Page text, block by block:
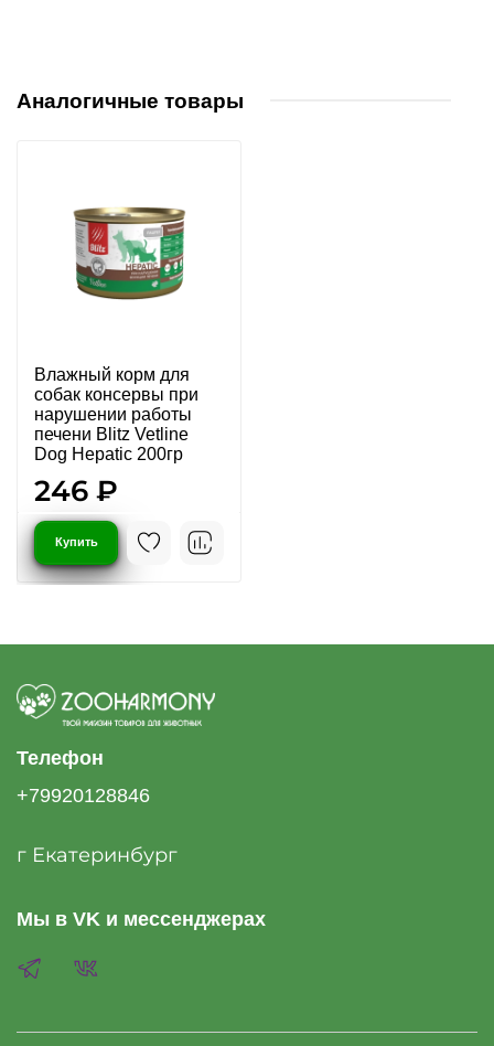
Аналогичные товары
Влажный корм для
собак консервы при
нарушении работы
печени Blitz Vetline
Dog Hepatic 200гр
246 ₽
Купить
Телефон
+79920128846
г Екатеринбург
Мы в VK и мессенджерах